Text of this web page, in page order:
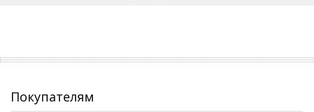
Покупателям